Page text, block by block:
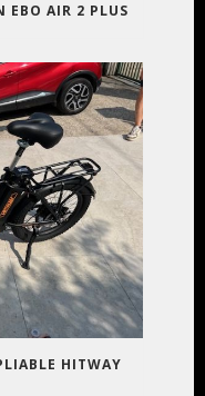
EBO AIR 2 PLUS
HITWAY